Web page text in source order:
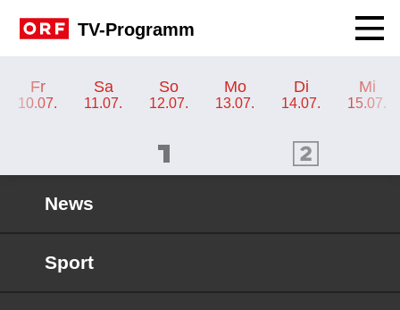
TV-Programm
Fr
10.07.
Sa
11.07.
So
12.07.
Mo
13.07.
Di
14.07.
Mi
15.07.
ORF 2 Programm
News
Sport